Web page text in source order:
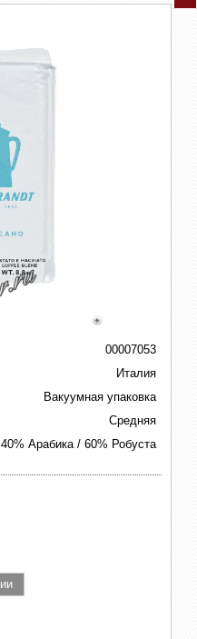
00007053
Италия
Вакуумная упаковка
Средняя
40% Арабика / 60% Робуста